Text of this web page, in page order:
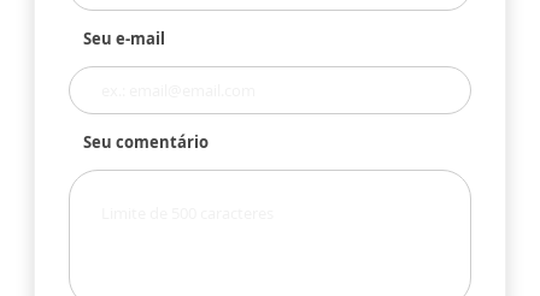
Seu e-mail
Seu comentário